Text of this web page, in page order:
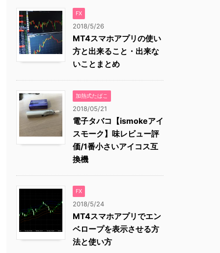
FX
2018/5/26
MT4スマホアプリの使い
方と出来ること・出来な
いことまとめ
加熱式たばこ
2018/05/21
電子タバコ【ismokeアイ
スモーク】味レビュー評
価/1番小さいアイコス互
換機
FX
2018/5/24
MT4スマホアプリでエン
ベロープを表示させる方
法と使い方